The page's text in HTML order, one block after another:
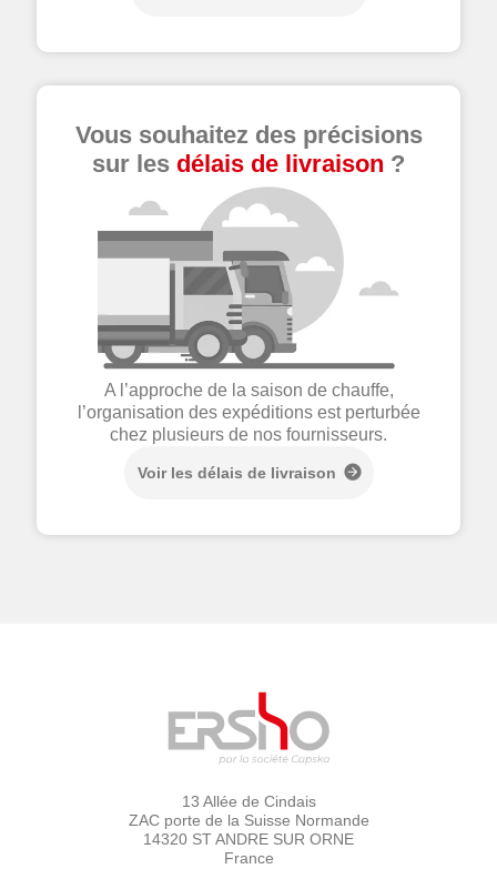
Vous souhaitez des précisions
sur les délais de livraison ?
A l’approche de la saison de chauffe,
l’organisation des expéditions est perturbée
chez plusieurs de nos fournisseurs.
Voir les délais de livraison
13 Allée de Cindais
ZAC porte de la Suisse Normande
14320 ST ANDRE SUR ORNE
France